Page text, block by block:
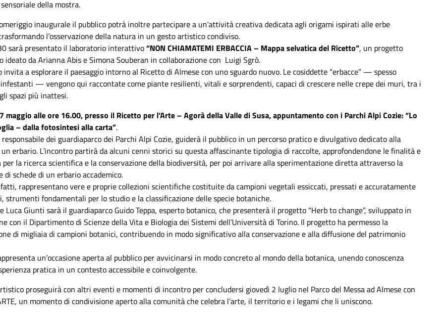
sensoriale della mostra.
inaugurale il pubblico potrà inoltre partecipare a un’attività creativa dedicata agli origami ispirati alle erbe
l’osservazione della natura in un gesto artistico condiviso.
sarà presentato il laboratorio interattivo“NON CHIAMATEMI ERBACCIA – Mappa selvatica del Ricetto”, un progetto
ideato da Arianna Abis e Simona Souberan in collaborazione con Luigi Sgrò.
invita a esplorare il paesaggio intorno al Ricetto di Almese con uno sguardo nuovo. Le cosiddette “erbacce” — spesso
— vengono qui raccontate come piante resilienti, vitali e sorprendenti, capaci di crescere nelle crepe dei muri, tra i
spazi più inattesi.
maggio alle ore 16.00, presso il Ricetto per l’Arte – Agorà della Valle di Susa, appuntamento con i Parchi Alpi Cozie:“Lo
– dalla fotosintesi alla carta”.
dei guardiaparco dei Parchi Alpi Cozie, guiderà il pubblico in un percorso pratico e divulgativo dedicato alla
erbario. L’incontro partirà da alcuni cenni storici su questa affascinante tipologia di raccolte, approfondendone le finalità e
per la ricerca scientifica e la conservazione della biodiversità, per poi arrivare alla sperimentazione diretta attraverso la
di schede di un erbario accademico.
rappresentano vere e proprie collezioni scientifiche costituite da campioni vegetali essiccati, pressati e accuratamente
strumenti fondamentali per lo studio e la classificazione delle specie botaniche.
Luca Giunti sarà il guardiaparco Guido Teppa, esperto botanico, che presenterà il progetto “Herb to change”, sviluppato in
con il Dipartimento di Scienze della Vita e Biologia dei Sistemi dell’Università di Torino. Il progetto ha permesso la
di migliaia di campioni botanici, contribuendo in modo significativo alla conservazione e alla diffusione del patrimonio
un’occasione aperta al pubblico per avvicinarsi in modo concreto al mondo della botanica, unendo conoscenza
pratica in un contesto accessibile e coinvolgente.
proseguirà con altri eventi e momenti di incontro per concludersi giovedì 2 luglio nel Parco del Messa ad Almese con
un momento di condivisione aperto alla comunità che celebra l’arte, il territorio e i legami che li uniscono.